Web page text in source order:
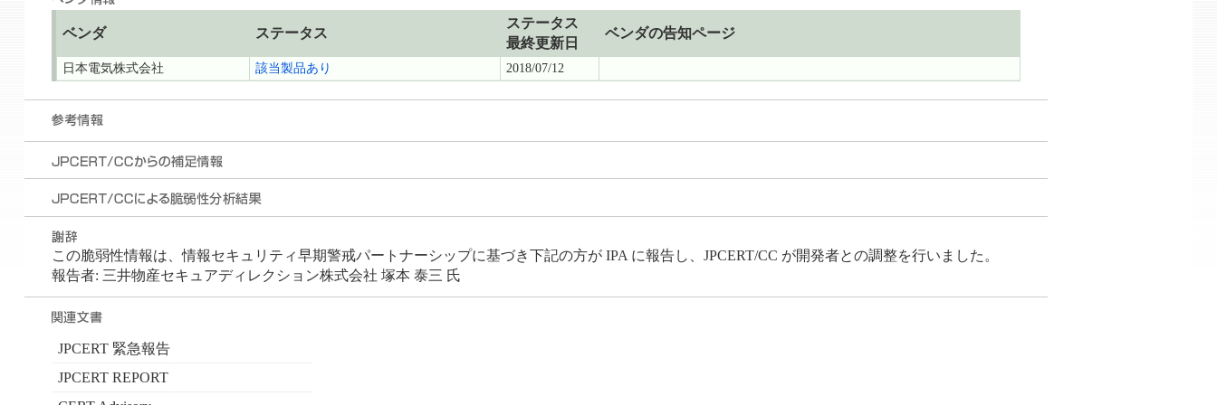
ベンダ ステータス
ステータス
最終更新日
ベンダの告知ページ
日本電気株式会社 該当製品あり 2018/07/12
この脆弱性情報は、情報セキュリティ早期警戒パートナーシップに基づき下記の方が IPA に報告し、JPCERT/CC が開発者との調整を行いました。
報告者: 三井物産セキュアディレクション株式会社 塚本 泰三 氏
JPCERT 緊急報告
JPCERT REPORT